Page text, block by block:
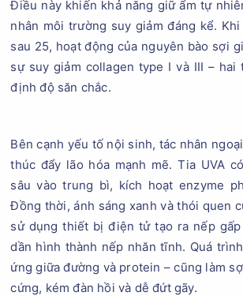
Điều này khiến khả năng giữ ẩm tự
nhân môi trường suy giảm đáng kể.
sau 25, hoạt động của nguyên bào sợi
sự suy giảm collagen type I và III – hai
định độ săn chắc.
Bên cạnh yếu tố nội sinh, tác nhân
thúc đẩy lão hóa mạnh mẽ. Tia UVA
sâu vào trung bì, kích hoạt enzyme
Đồng thời, ánh sáng xanh và thói quen
sử dụng thiết bị điện tử tạo ra nếp
dần hình thành nếp nhăn tĩnh. Quá
ứng giữa đường và protein – cũng làm
cứng, kém đàn hồi và dễ đứt gãy.